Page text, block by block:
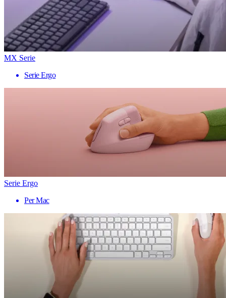
MX Serie
Serie Ergo
Serie Ergo
Per Mac